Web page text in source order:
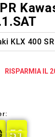
KLX 400
RISPARMIA IL
49
49
50